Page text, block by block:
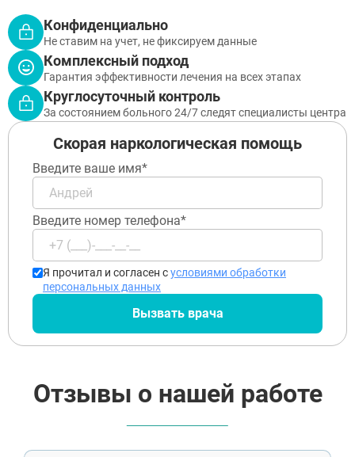
Конфиденциально
Не ставим на учет, не фиксируем данные
Комплексный подход
Гарантия эффективности лечения на всех этапах
Круглосуточный контроль
За состоянием больного 24/7 следят специалисты центра
Скорая наркологическая помощь
Введите ваше имя*
Введите номер телефона*
Я прочитал и согласен сусловиями обработки
персональных данных
Вызвать врача
Отзывы о нашей работе